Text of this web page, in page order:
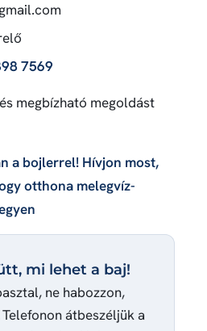
7569
megbízható megoldást
a bojlerrel! Hívjon most,
otthona melegvíz-
mi lehet a baj!
ne habozzon,
átbeszéljük a